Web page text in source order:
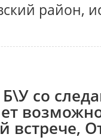
район,
со
встрече,